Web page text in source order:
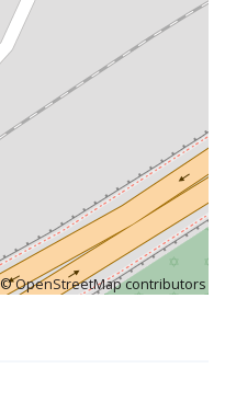
©OpenStreetMapcontributors